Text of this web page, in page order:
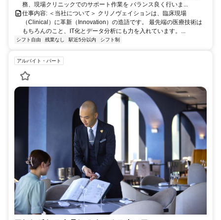
務、現場クリニックでのサポート作業を バランス良く行いま...
仕事内容: ＜当社について＞ クリノヴェイションは、臨床現場
（Clinical）に革新（Innovation）の造語です。 最先端の医療技術は
もちろんのこと、IT化とデータ分析にも力を入れています。...
シフト自由 残業なし 駅近5分以内 シフト制
アルバイト・パート